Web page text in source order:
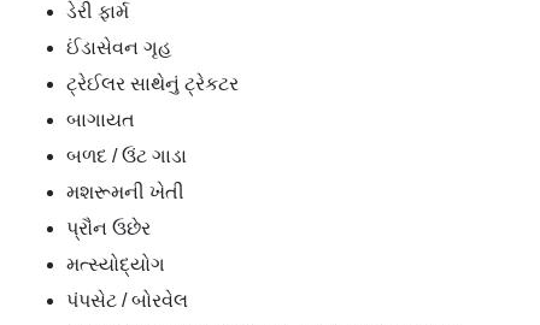
ડેરી ફાર્મ
ઈંડાસેવન ગૃહ
ટ્રેઈલર સાથેનું ટ્રેકટર
બાગાયત
બળદ / ઉંટ ગાડા
મશરૂમની ખેતી
પ્રૌન ઉછેર
મત્સ્યોદ્યોગ
પંપસેટ / બોરવેલ